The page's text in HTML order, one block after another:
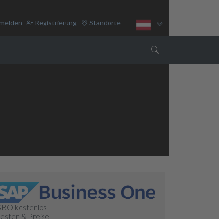
Registrierung Standorte
kostenlos
& Preise